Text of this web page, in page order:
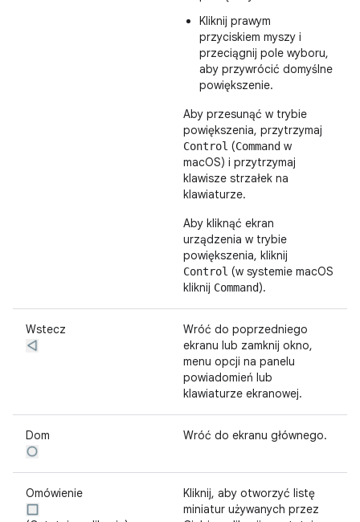
Kliknij prawym
przyciskiem myszy i
przeciągnij pole wyboru,
aby przywrócić domyślne
powiększenie.
Aby przesunąć w trybie
powiększenia, przytrzymaj
Control (Command w
macOS) i przytrzymaj
klawisze strzałek na
klawiaturze.
Aby kliknąć ekran
urządzenia w trybie
powiększenia, kliknij
Control (w systemie macOS
kliknij Command).
Wstecz
Wróć do poprzedniego
ekranu lub zamknij okno,
menu opcji na panelu
powiadomień lub
klawiaturze ekranowej.
Dom Wróć do ekranu głównego.
Omówienie
Kliknij, aby otworzyć listę
miniatur używanych przez